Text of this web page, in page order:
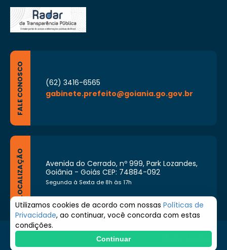
FALE CONOSCO
(62) 3416-6565
gabinete.prefeito@goiania.go.gov.br
LOCALIZAÇÃO
Avenida do Cerrado, nº 999, Park Lozandes,
Goiânia - Goiás CEP: 74884-092
Segunda à Sexta de 8h às 17h
© 2026 Prefeitura de Goiânia. Todos os direitos
reservados.
Utilizamos cookies de acordo com nossas Políticas de
Privacidade, ao continuar, você concorda com estas
condições.
Continuar